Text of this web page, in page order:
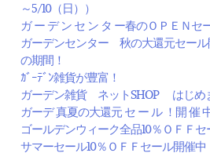
～5/10（日））
ガ ー デ ン セ ン タ ー春のＯＰＥＮ
ガーデンセンター 秋の大還元セー
の期間！
ｶﾞｰﾃﾞﾝ雑貨が豊富！
ガーデン雑貨 ネットSHOP はじめ
ガーデ 真夏の大還元 セ ー ル ！開 催
ゴールデンウィーク全品10％ＯＦＦ
サマーセール10％ＯＦＦセール開催中